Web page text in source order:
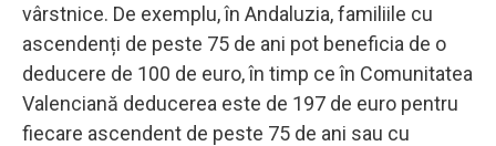
vârstnice. De exemplu, în Andaluzia, familiile cu
ascendenți de peste 75 de ani pot beneficia de o
deducere de 100 de euro, în timp ce în Comunitatea
Valenciană deducerea este de 197 de euro pentru
fiecare ascendent de peste 75 de ani sau cu